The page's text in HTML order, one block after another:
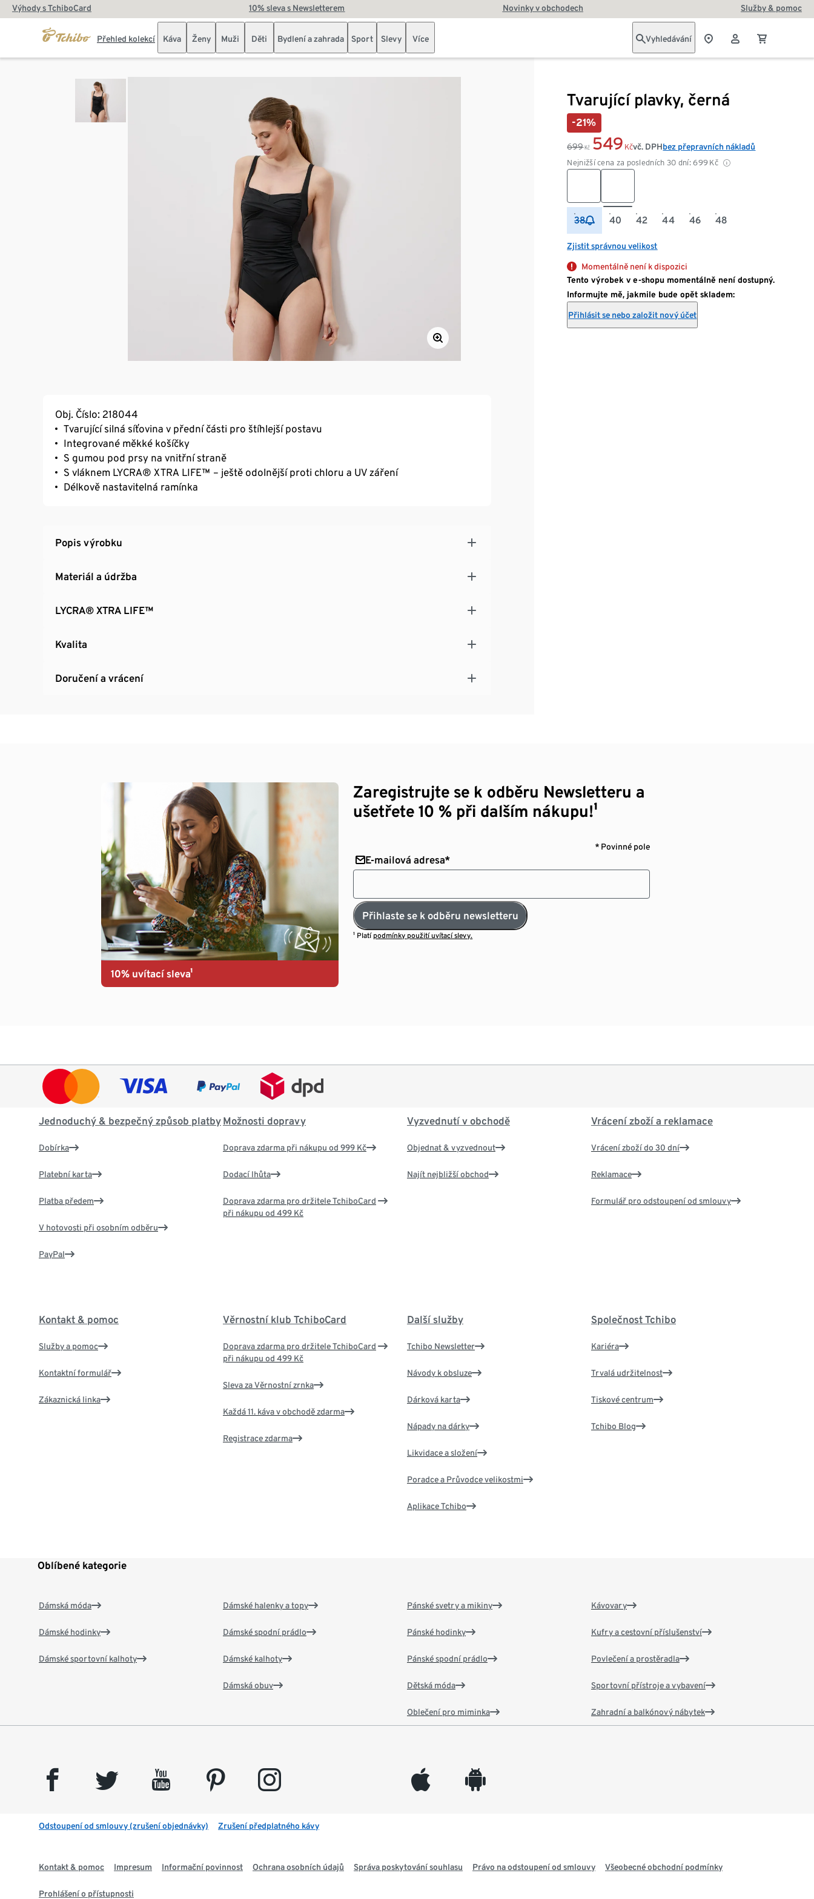
Výhody s TchiboCard 10% sleva s Newsletterem Novinky v obchodech Služby & pomoc
Přehled kolekcí Káva Ženy Muži Děti Bydlení a zahrada Sport Slevy Více Vyhledávání
Tvarující plavky, černá
-21%
699 Kč 549 Kč
Nejnižší cena za posledních 30 dní: 699 Kč
vč. DPHbez přepravních nákladů
38 40 42 44 46 48
Zjistit správnou velikost
Momentálně není k dispozici
Tento výrobek v e-shopu momentálně není dostupný.
Informujte mě, jakmile bude opět skladem:
Přihlásit se nebo založit nový účet
Obj. Číslo: 218044
Tvarující silná síťovina v přední části pro štíhlejší postavu
Integrované měkké košíčky
S gumou pod prsy na vnitřní straně
S vláknem LYCRA® XTRA LIFE™ – ještě odolnější proti chloru a UV záření
Délkově nastavitelná ramínka
Popis výrobku
Materiál a údržba
LYCRA® XTRA LIFE™
Kvalita
Doručení a vrácení
10% uvítací sleva¹
Zaregistrujte se k odběru Newsletteru a
ušetřete 10 % při dalším nákupu!¹
* Povinné pole
E-mailová adresa*
Přihlaste se k odběru newsletteru
¹ Platí podmínky použití uvítací slevy.
Jednoduchý & bezpečný způsob platby
Dobírka
Platební karta
Platba předem
V hotovosti při osobním odběru
PayPal
Možnosti dopravy
Doprava zdarma při nákupu od 999 Kč
Dodací lhůta
Doprava zdarma pro držitele TchiboCard
při nákupu od 499 Kč
Vyzvednutí v obchodě
Objednat & vyzvednout
Najít nejbližší obchod
Vrácení zboží a reklamace
Vrácení zboží do 30 dní
Reklamace
Formulář pro odstoupení od smlouvy
Kontakt & pomoc
Služby a pomoc
Kontaktní formulář
Zákaznická linka
Věrnostní klub TchiboCard
Doprava zdarma pro držitele TchiboCard
při nákupu od 499 Kč
Sleva za Věrnostní zrnka
Každá 11. káva v obchodě zdarma
Registrace zdarma
Další služby
Tchibo Newsletter
Návody k obsluze
Dárková karta
Nápady na dárky
Likvidace a složení
Poradce a Průvodce velikostmi
Aplikace Tchibo
Společnost Tchibo
Kariéra
Trvalá udržitelnost
Tiskové centrum
Tchibo Blog
Oblíbené kategorie
Dámská móda
Dámské hodinky
Dámské sportovní kalhoty
Dámské halenky a topy
Dámské spodní prádlo
Dámské kalhoty
Dámská obuv
Pánské svetry a mikiny
Pánské hodinky
Pánské spodní prádlo
Dětská móda
Oblečení pro miminka
Kávovary
Kufry a cestovní příslušenství
Povlečení a prostěradla
Sportovní přístroje a vybavení
Zahradní a balkónový nábytek
facebook twitter youtube pinterest instagram appleinc android
Odstoupení od smlouvy (zrušení objednávky) Zrušení předplatného kávy
Kontakt & pomoc Impresum Informační povinnost Ochrana osobních údajů Správa poskytování souhlasu Právo na odstoupení od smlouvy Všeobecné obchodní podmínky
Prohlášení o přístupnosti